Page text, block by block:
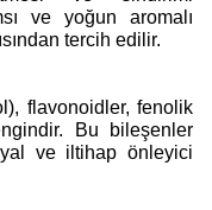
ve yoğun aromalı
tercih edilir.
flavonoidler, fenolik
Bu bileşenler
ve iltihap önleyici